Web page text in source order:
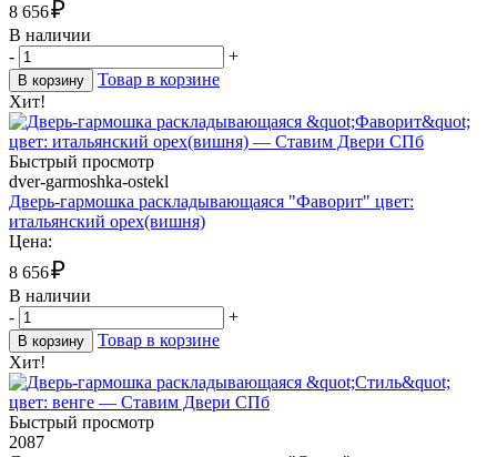
8 656₽
В наличии
-
+
В корзину
Товар в корзине
Хит!
Быстрый просмотр
dver-garmoshka-ostekl
Дверь-гармошка раскладывающаяся "Фаворит" цвет:
итальянский орех(вишня)
Цена:
8 656₽
В наличии
-
+
В корзину
Товар в корзине
Хит!
Быстрый просмотр
2087